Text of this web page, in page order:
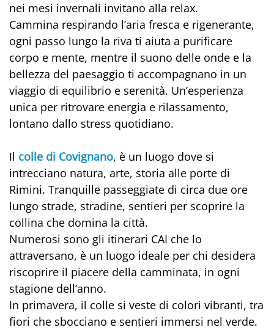
nei mesi invernali invitano alla relax.
Cammina respirando l’aria fresca e rigenerante,
ogni passo lungo la riva ti aiuta a purificare
corpo e mente, mentre il suono delle onde e la
bellezza del paesaggio ti accompagnano in un
viaggio di equilibrio e serenità. Un’esperienza
unica per ritrovare energia e rilassamento,
lontano dallo stress quotidiano.
Il colle di Covignano, è un luogo dove si
intrecciano natura, arte, storia alle porte di
Rimini. Tranquille passeggiate di circa due ore
lungo strade, stradine, sentieri per scoprire la
collina che domina la città.
Numerosi sono gli itinerari CAI che lo
attraversano, è un luogo ideale per chi desidera
riscoprire il piacere della camminata, in ogni
stagione dell’anno.
In primavera, il colle si veste di colori vibranti, tra
fiori che sbocciano e sentieri immersi nel verde.